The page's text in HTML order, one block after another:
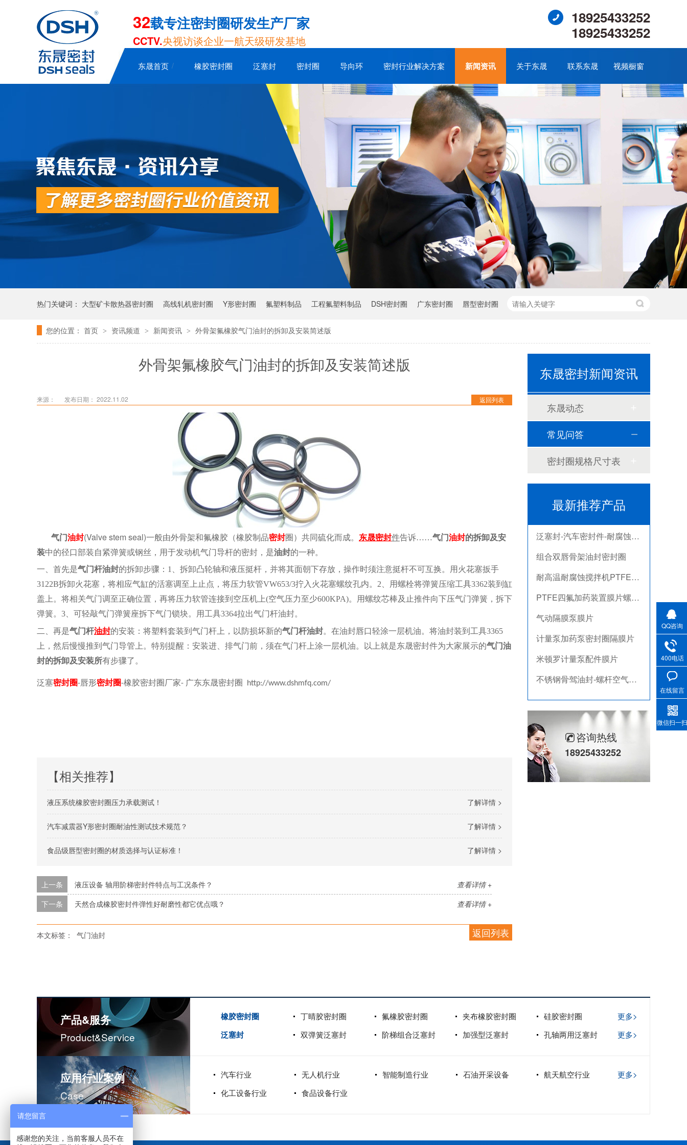
32载专注密封圈研发生产厂家
CCTV.央视访谈企业一航天级研发基地
18925433252
18925433252
东晟首页 橡胶密封圈 泛塞封 密封圈 导向环 密封行业解决方案 新闻资讯 关于东晟 联系东晟 视频橱窗
热门关键词： 大型矿卡散热器密封圈 高线轧机密封圈 Y形密封圈 氟塑料制品 工程氟塑料制品 DSH密封圈 广东密封圈 唇型密封圈
唇形密封圈 泛塞密封圈
您的位置： 首页 > 资讯频道 > 新闻资讯 > 外骨架氟橡胶气门油封的拆卸及安装简述版
外骨架氟橡胶气门油封的拆卸及安装简述版
返回列表
来源： 发布日期： 2022.11.02
气门油封(Valve stem seal)一般由外骨架和氟橡胶（橡胶制品密封圈）共同硫化而成。 东晟密封件告诉……气门油封的拆卸及安
装中的径口部装自紧弹簧或钢丝，用于发动机气门导杆的密封，是油封的一种。
一、首先是气门杆油封的拆卸步骤： 1、拆卸凸轮轴和液压挺杆，并将其面朝下存放，操作时须注意挺杆不可互换。用火花塞扳手
3122B拆卸火花塞，将相应气缸的活塞调至上止点，将压力软管VW653/3拧入火花塞螺纹孔内。2、用螺栓将弹簧压缩工具3362装到缸
盖上。将相关气门调至正确位置，再将压力软管连接到空压机上(空气压力至少600KPA)。用螺纹芯棒及止推件向下压气门弹簧，拆下
弹簧。3、可轻敲气门弹簧座拆下气门锁块。用工具3364拉出气门杆油封。
二、再是气门杆油封的安装：将塑料套装到气门杆上，以防损坏新的气门杆油封。在油封唇口轻涂一层机油。将油封装到工具3365
上，然后慢慢推到气门导管上。特别提醒：安装进、排气门前，须在气门杆上涂一层机油。以上就是东晟密封件为大家展示的气门油
封的拆卸及安装所有步骤了。
泛塞密封圈-唇形密封圈-橡胶密封圈厂家- 广东东晟密封圈 http://www.dshmfq.com/
【相关推荐】
了解详情 >
液压系统橡胶密封圈压力承载测试！
了解详情 >
汽车减震器Y形密封圈耐油性测试技术规范？
了解详情 >
食品级唇型密封圈的材质选择与认证标准！
查看详情 +
上一条
液压设备 轴用阶梯密封件特点与工况条件？
查看详情 +
下一条 天然合成橡胶密封件弹性好耐磨性都它优点哦？
返回列表
本文标签： 气门油封
东晟密封新闻资讯
东晟动态
常见问答
密封圈规格尺寸表
最新推荐产品
组合双唇骨架油封密封圈
气动隔膜泵膜片
米顿罗计量泵配件膜片
剖分式骨架油封-减速机冶金泛塞封
泛塞封-汽车密封件-耐腐蚀密封圈
咨询热线
18925433252
产品&服务
Product&service
橡胶密封圈 丁晴胶密封圈 氟橡胶密封圈 夹布橡胶密封圈 硅胶密封圈 更多>
泛塞封 双弹簧泛塞封 阶梯组合泛塞封 加强型泛塞封 孔轴两用泛塞封 更多>
应用行业案例
Case
汽车行业 无人机行业 智能制造行业 石油开采设备
航天航空行业
化工设备行业
食品设备行业
更多>
QQ咨询
400电话
在线留言
微信扫一扫
请您留言
感谢您的关注，当前客服人员不在